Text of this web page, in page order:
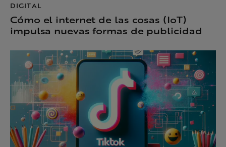
DIGITAL
Cómo el internet de las cosas (IoT)
impulsa nuevas formas de publicidad